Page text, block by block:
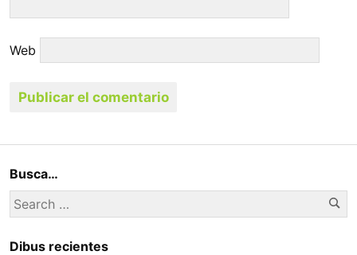
Web
Busca…
Search
for:
Dibus recientes